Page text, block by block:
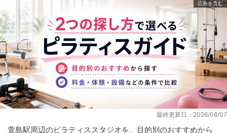
最終更新日：2026/08/07
萱島駅周辺のピラティススタジオを、目的別のおすすめから